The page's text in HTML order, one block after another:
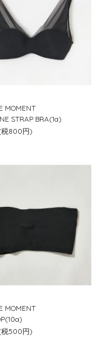
MOMENT
STRAP BRA(1a)
800円)
MOMENT
500円)